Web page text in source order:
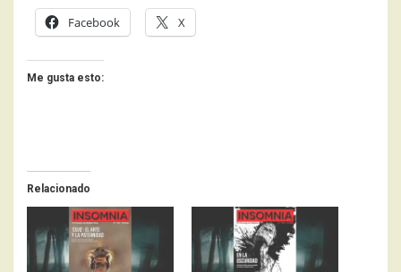
Facebook X
Me gusta esto:
Relacionado